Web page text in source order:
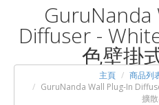
GuruNanda
Diffuser -
色壁掛
主頁 商品列
GuruNanda Wall Plug-In
擴